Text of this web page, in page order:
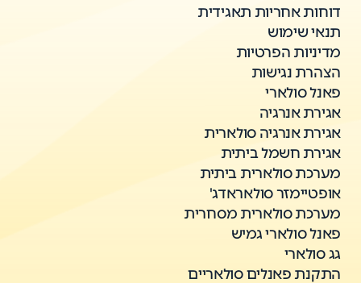
דוחות אחריות תאגידית
תנאי שימוש
מדיניות הפרטיות
הצהרת נגישות
פאנל סולארי
אגירת אנרגיה
אגירת אנרגיה סולארית
אגירת חשמל ביתית
מערכת סולארית ביתית
אופטיימזר סולאראדג'
מערכת סולארית מסחרית
פאנל סולארי גמיש
גג סולארי
התקנת פאנלים סולאריים